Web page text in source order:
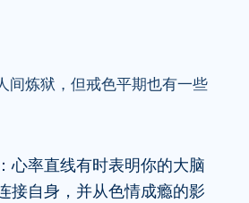
间炼狱，但戒色平期也有一些
心率直线有时表明你的大脑
接自身，并从色情成瘾的影